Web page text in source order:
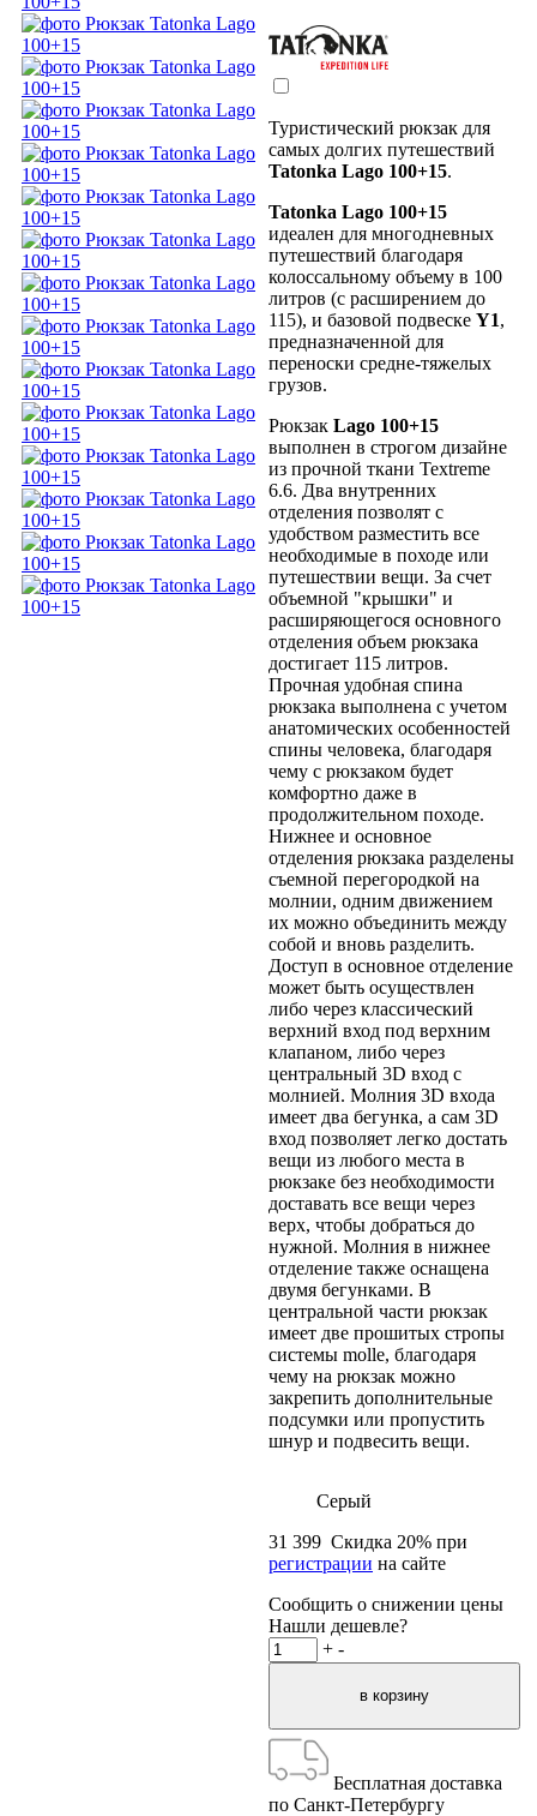
Туристический рюкзак для
самых долгих путешествий
Tatonka Lago 100+15.
Tatonka Lago 100+15
идеален для многодневных
путешествий благодаря
колоссальному объему в 100
литров (с расширением до
115), и базовой подвеске Y1,
предназначенной для
переноски средне-тяжелых
грузов.
Рюкзак Lago 100+15
выполнен в строгом дизайне
из прочной ткани Textreme
6.6. Два внутренних
отделения позволят с
удобством разместить все
необходимые в походе или
путешествии вещи. За счет
объемной "крышки" и
расширяющегося основного
отделения объем рюкзака
достигает 115 литров.
Прочная удобная спина
рюкзака выполнена с учетом
анатомических особенностей
спины человека, благодаря
чему с рюкзаком будет
комфортно даже в
продолжительном походе.
Нижнее и основное
отделения рюкзака разделены
съемной перегородкой на
молнии, одним движением
их можно объединить между
собой и вновь разделить.
Доступ в основное отделение
может быть осуществлен
либо через классический
верхний вход под верхним
клапаном, либо через
центральный 3D вход с
молнией. Молния 3D входа
имеет два бегунка, а сам 3D
вход позволяет легко достать
вещи из любого места в
рюкзаке без необходимости
доставать все вещи через
верх, чтобы добраться до
нужной. Молния в нижнее
отделение также оснащена
двумя бегунками. В
центральной части рюкзак
имеет две прошитых стропы
системы molle, благодаря
чему на рюкзак можно
закрепить дополнительные
подсумки или пропустить
шнур и подвесить вещи.
Серый
31 399 Скидка 20% при
регистрации на сайте
Сообщить о снижении цены
Нашли дешевле?
+ -
Бесплатная доставка
по Санкт-Петербургу